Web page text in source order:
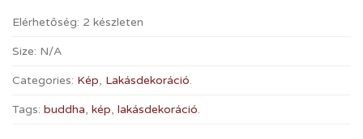
Elérhetőség: 2 készleten
Size: N/A
Categories: Kép, Lakásdekoráció.
Tags: buddha, kép, lakásdekoráció.